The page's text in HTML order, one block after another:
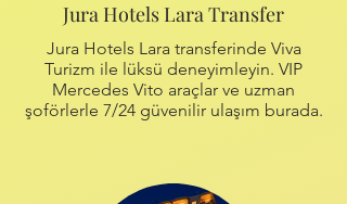
Jura Hotels Lara Transfer
Jura Hotels Lara transferinde Viva
Turizm ile lüksü deneyimleyin. VIP
Mercedes Vito araçlar ve uzman
şoförlerle 7/24 güvenilir ulaşım burada.